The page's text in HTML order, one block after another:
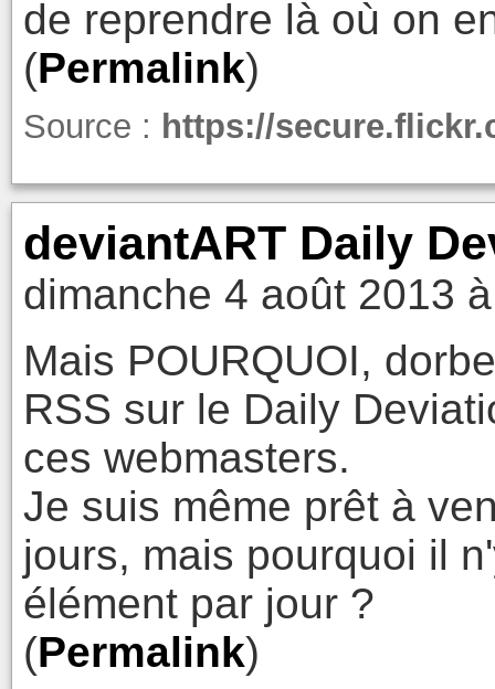
de reprendre là où on
(Permalink)
Source : https://
deviantART Daily
dimanche 4 août 2013
Mais POURQUOI,
RSS sur le Daily
ces webmasters.
Je suis même prêt à
jours, mais pourquoi il
élément par jour ?
(Permalink)